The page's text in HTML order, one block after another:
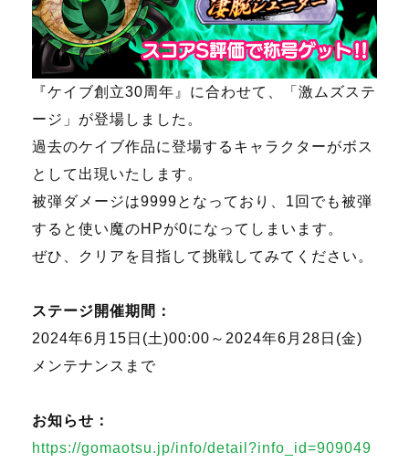
『ケイブ創立30周年』に合わせて、「激ムズステ
ージ」が登場しました。
過去のケイブ作品に登場するキャラクターがボス
として出現いたします。
被弾ダメージは9999となっており、1回でも被弾
すると使い魔のHPが0になってしまいます。
ぜひ、クリアを目指して挑戦してみてください。
ステージ開催期間：
2024年6月15日(土)00:00～2024年6月28日(金)
メンテナンスまで
お知らせ：
https://gomaotsu.jp/info/detail?info_id=909049